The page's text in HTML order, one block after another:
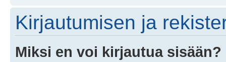
Kirjautumisen ja
Miksi en voi kirjautua sisään?